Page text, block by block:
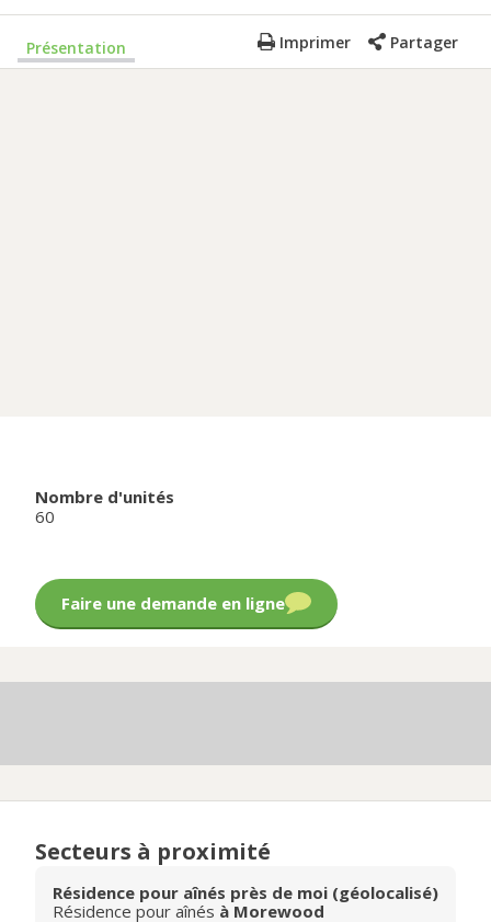
Présentation Imprimer Partager
Nombre d'unités
60
Faire une demande en ligne
Secteurs à proximité
Résidence pour aînés près de moi (géolocalisé)
Résidence pour aînés à Morewood